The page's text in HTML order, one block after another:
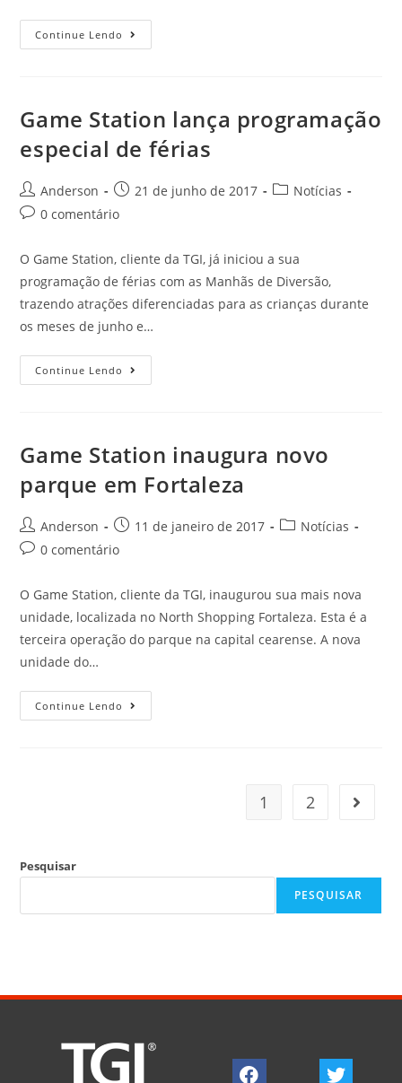
Continue Lendo
Game Station lança programação
especial de férias
Anderson 21 de junho de 2017
Notícias
0 comentário
O Game Station, cliente da TGI, já iniciou a sua
programação de férias com as Manhãs de Diversão,
trazendo atrações diferenciadas para as crianças durante
os meses de junho e…
Continue Lendo
Game Station inaugura novo
parque em Fortaleza
Anderson 11 de janeiro de 2017
Notícias
0 comentário
O Game Station, cliente da TGI, inaugurou sua mais nova
unidade, localizada no North Shopping Fortaleza. Esta é a
terceira operação do parque na capital cearense. A nova
unidade do…
Continue Lendo
1 2
Pesquisar
PESQUISAR